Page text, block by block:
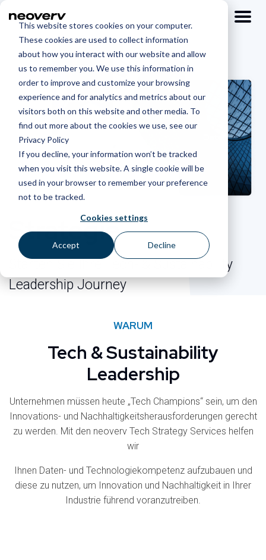
This website stores cookies on your computer.
These cookies are used to collect information
about how you interact with our website and allow
us to remember you. We use this information in
order to improve and customize your browsing
experience and for analytics and metrics about our
visitors both on this website and other media. To
find out more about the cookies we use, see our
Privacy Policy
If you decline, your information won’t be tracked
when you visit this website. A single cookie will be
used in your browser to remember your preference
not to be tracked.
Cookies settings
Accept Decline
Strategie
Starten Sie Ihre Tech- & Sustainability
Leadership Journey
WARUM
Tech & Sustainability
Leadership
Unternehmen müssen heute „Tech Champions“ sein, um den
Innovations- und Nachhaltigkeits­herausforderungen gerecht
zu werden. Mit den neoverv Tech Strategy Services helfen
wir
Ihnen Daten- und Technologiekompetenz aufzubauen und
diese zu nutzen, um Innovation und Nachhaltigkeit in Ihrer
Industrie führend voranzutreiben.